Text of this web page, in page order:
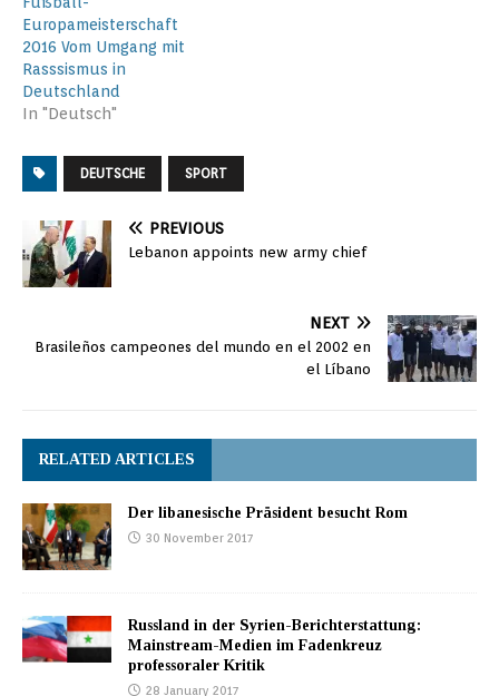
Südkorea auf, gaben
aber in Saida nachlässig
das…
Europameisterschaft
2016 Vom Umgang mit
Rasssismus in
Deutschland
In "Deutsch"
DEUTSCHE SPORT
PREVIOUS
Lebanon appoints new army chief
NEXT
Brasileños campeones del mundo en el 2002 en
el Líbano
RELATED ARTICLES
Der libanesische Präsident besucht Rom
30 November 2017
Russland in der Syrien-Berichterstattung:
Mainstream-Medien im Fadenkreuz
professoraler Kritik
28 January 2017